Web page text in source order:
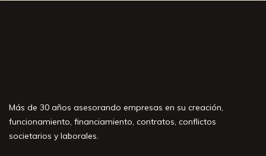
Más de 30 años asesorando empresas en su creación,
funcionamiento, financiamiento, contratos, conflictos
societarios y laborales.